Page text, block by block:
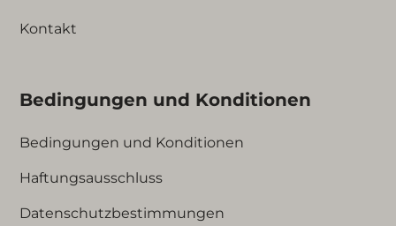
Kontakt
Bedingungen und Konditionen
Bedingungen und Konditionen
Haftungsausschluss
Datenschutzbestimmungen